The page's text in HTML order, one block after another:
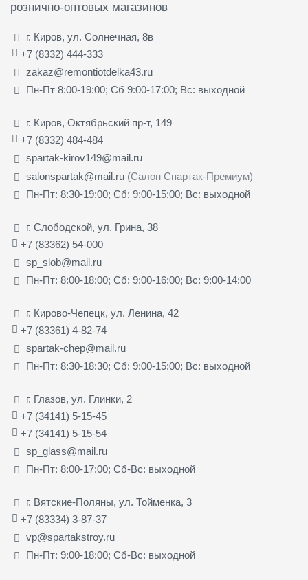
рознично-оптовых магазинов
г. Киров, ул. Солнечная, 8в
+7 (8332) 444-333
zakaz@remontiotdelka43.ru
Пн-Пт 8:00-19:00; Сб 9:00-17:00; Вс: выходной
г. Киров, Октябрьский пр-т, 149
+7 (8332) 484-484
spartak-kirov149@mail.ru
salonspartak@mail.ru (Салон Спартак-Премиум)
Пн-Пт: 8:30-19:00; Сб: 9:00-15:00; Вс: выходной
г. Слободской, ул. Грина, 38
+7 (83362) 54-000
sp_slob@mail.ru
Пн-Пт: 8:00-18:00; Сб: 9:00-16:00; Вс: 9:00-14:00
г. Кирово-Чепецк, ул. Ленина, 42
+7 (83361) 4-82-74
spartak-chep@mail.ru
Пн-Пт: 8:30-18:30; Сб: 9:00-15:00; Вс: выходной
г. Глазов, ул. Глинки, 2
+7 (34141) 5-15-45
+7 (34141) 5-15-54
sp_glass@mail.ru
Пн-Пт: 8:00-17:00; Сб-Вс: выходной
г. Вятские-Поляны, ул. Тойменка, 3
+7 (83334) 3-87-37
vp@spartakstroy.ru
Пн-Пт: 9:00-18:00; Сб-Вс: выходной